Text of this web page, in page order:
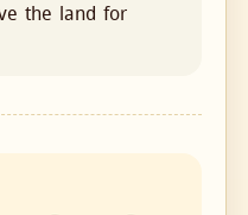
the land for